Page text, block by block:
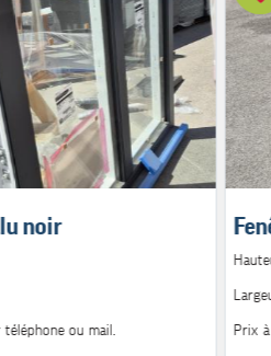
noir
ou mail. Prix